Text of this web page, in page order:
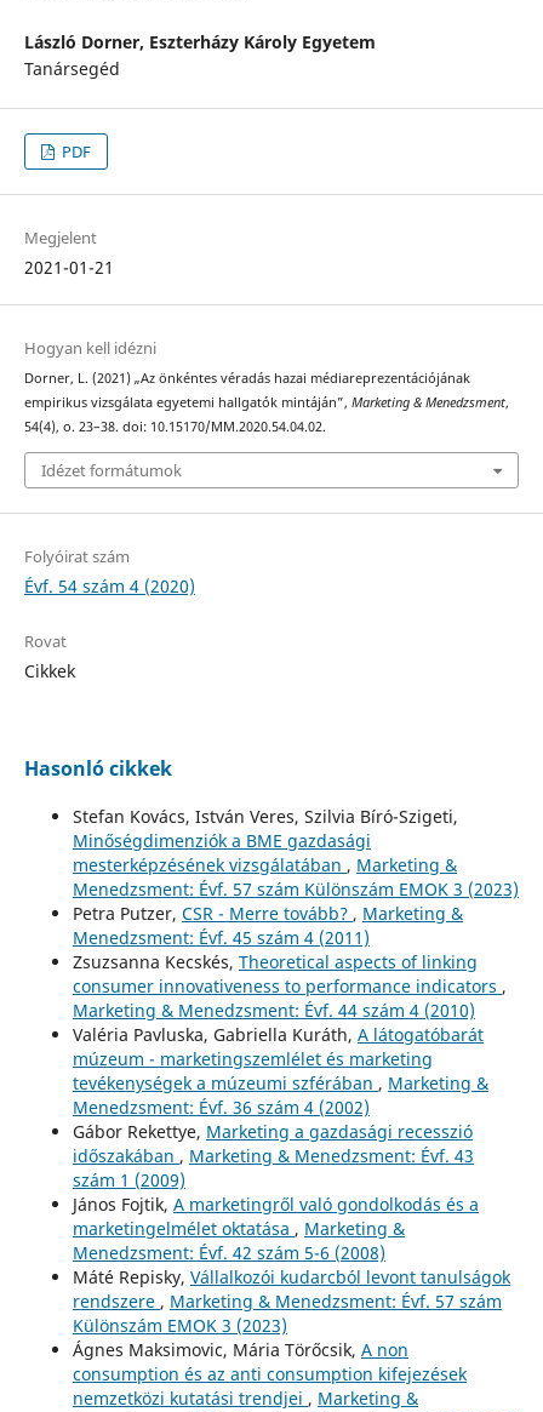
László Dorner, Eszterházy Károly Egyetem
Tanársegéd
PDF
Megjelent
2021-01-21
Hogyan kell idézni
Dorner, L. (2021) „Az önkéntes véradás hazai médiareprezentációjának
empirikus vizsgálata egyetemi hallgatók mintáján”, Marketing & Menedzsment,
54(4), o. 23–38. doi: 10.15170/MM.2020.54.04.02.
Idézet formátumok
Folyóirat szám
Évf. 54 szám 4 (2020)
Rovat
Cikkek
Hasonló cikkek
Stefan Kovács, István Veres, Szilvia Bíró-Szigeti,
Minőségdimenziók a BME gazdasági
mesterképzésének vizsgálatában , Marketing &
Menedzsment: Évf. 57 szám Különszám EMOK 3 (2023)
Petra Putzer, CSR - Merre tovább? , Marketing &
Menedzsment: Évf. 45 szám 4 (2011)
Zsuzsanna Kecskés, Theoretical aspects of linking
consumer innovativeness to performance indicators ,
Marketing & Menedzsment: Évf. 44 szám 4 (2010)
Valéria Pavluska, Gabriella Kuráth, A látogatóbarát
múzeum - marketingszemlélet és marketing
tevékenységek a múzeumi szférában , Marketing &
Menedzsment: Évf. 36 szám 4 (2002)
Gábor Rekettye, Marketing a gazdasági recesszió
időszakában , Marketing & Menedzsment: Évf. 43
szám 1 (2009)
János Fojtik, A marketingről való gondolkodás és a
marketingelmélet oktatása , Marketing &
Menedzsment: Évf. 42 szám 5-6 (2008)
Máté Repisky, Vállalkozói kudarcból levont tanulságok
rendszere , Marketing & Menedzsment: Évf. 57 szám
Különszám EMOK 3 (2023)
Ágnes Maksimovic, Mária Törőcsik, A non
consumption és az anti consumption kifejezések
nemzetközi kutatási trendjei , Marketing &